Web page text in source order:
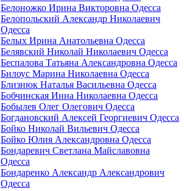
Белоножко Ирина Викторовна Одесса
Белопольский Александр Николаевич
Одесса
Белых Ирина Анатольевна Одесса
Белявский Николай Николаевич Одесса
Беспалова Татьяна Александровна Одесса
Билоус Марина Николаевна Одесса
Близнюк Наталья Васильевна Одесса
Бобчинская Инна Николаевна Одесса
Бобылев Олег Олегович Одесса
Богдановский Алексей Георгиевич Одесса
Бойко Николай Вильевич Одесса
Бойко Юлия Александровна Одесса
Бондаревич Светлана Майславовна
Одесса
Бондаренко Александр Александрович
Одесса